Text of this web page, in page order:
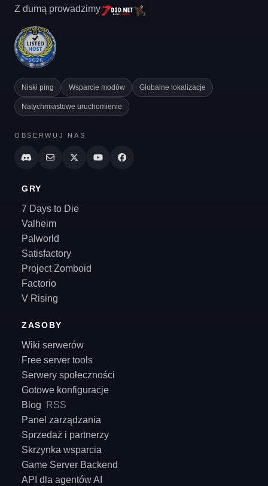
Z dumą prowadzimy
Niski ping Wsparcie modów Globalne lokalizacje
Natychmiastowe uruchomienie
OBSERWUJ NAS
GRY
7 Days to Die
Valheim
Palworld
Satisfactory
Project Zomboid
Factorio
V Rising
ZASOBY
Wiki serwerów
Free server tools
Serwery społeczności
Gotowe konfiguracje
Blog
RSS
Panel zarządzania
Sprzedaż i partnerzy
Skrzynka wsparcia
Game Server Backend
API dla agentów AI